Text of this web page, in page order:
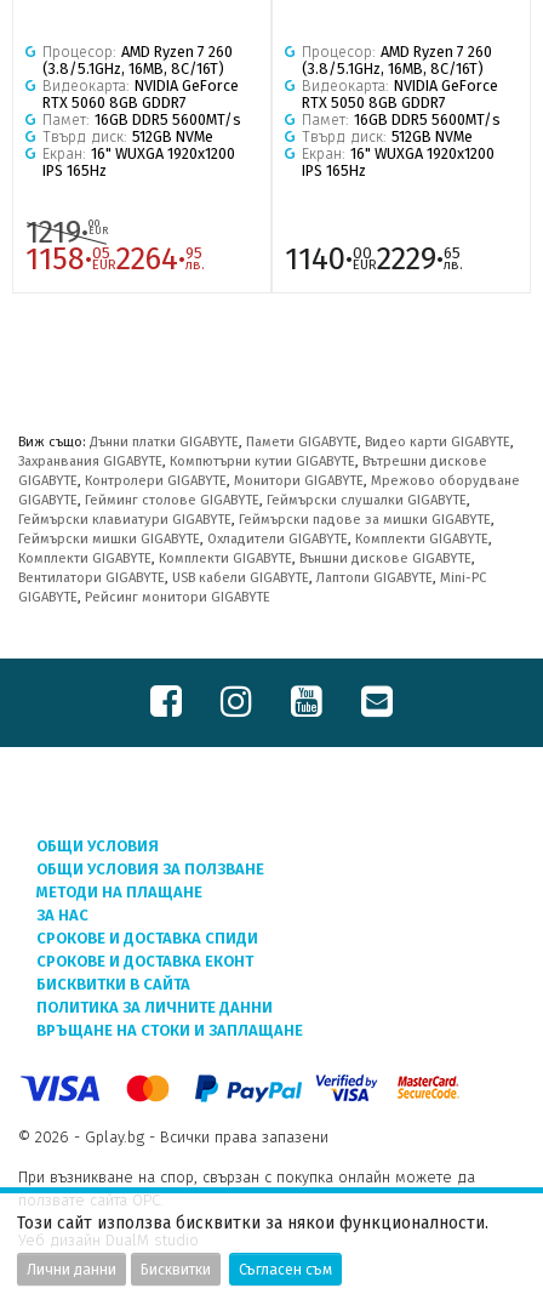
Процесор: AMD Ryzen 7 260
(3.8/5.1GHz, 16MB, 8C/16T)
Видеокарта: NVIDIA GeForce
RTX 5060 8GB GDDR7
Памет: 16GB DDR5 5600MT/s
Твърд диск: 512GB NVMe
Екран: 16" WUXGA 1920x1200
IPS 165Hz
1219·00
EUR
1158·05
EUR2264·95
лв.
Процесор: AMD Ryzen 7 260
(3.8/5.1GHz, 16MB, 8C/16T)
Видеокарта: NVIDIA GeForce
RTX 5050 8GB GDDR7
Памет: 16GB DDR5 5600MT/s
Твърд диск: 512GB NVMe
Екран: 16" WUXGA 1920x1200
IPS 165Hz
1140·00
EUR2229·65
лв.
Виж също: Дънни платки GIGABYTE, Памети GIGABYTE, Видео карти GIGABYTE,
Захранвания GIGABYTE, Компютърни кутии GIGABYTE, Вътрешни дискове
GIGABYTE, Контролери GIGABYTE, Монитори GIGABYTE, Мрежово оборудване
GIGABYTE, Гейминг столове GIGABYTE, Геймърски слушалки GIGABYTE,
Геймърски клавиатури GIGABYTE, Геймърски падове за мишки GIGABYTE,
Геймърски мишки GIGABYTE, Охладители GIGABYTE, Комплекти GIGABYTE,
Комплекти GIGABYTE, Комплекти GIGABYTE, Външни дискове GIGABYTE,
Вентилатори GIGABYTE, USB кабели GIGABYTE, Лаптопи GIGABYTE, Mini-PC
GIGABYTE, Рейсинг монитори GIGABYTE
ОБЩИ УСЛОВИЯ
ОБЩИ УСЛОВИЯ ЗА ПОЛЗВАНЕ
МЕТОДИ НА ПЛАЩАНЕ
ЗА НАС
СРОКОВЕ И ДОСТАВКА СПИДИ
СРОКОВЕ И ДОСТАВКА ЕКОНТ
БИСКВИТКИ В САЙТА
ПОЛИТИКА ЗА ЛИЧНИТЕ ДАННИ
ВРЪЩАНЕ НА СТОКИ И ЗАПЛАЩАНЕ
© 2026 - Gplay.bg - Всички права запазени
При възникване на спор, свързан с покупка онлайн можете да
ползвате сайта ОРС.
Уеб дизайн DualM studio
Този сайт използва бисквитки за някои функционалности.
Лични данни Бисквитки Съгласен съм